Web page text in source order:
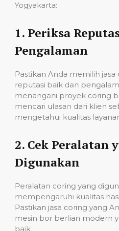
Yogyakarta:
1. Periksa
Pengalaman
Pastikan Anda memilih
reputasi baik dan
menangani proyek coring
mencari ulasan dari klien
mengetahui kualitas
2. Cek Peralatan
Digunakan
Peralatan coring yang
mempengaruhi kualitas
Pastikan jasa coring yang
mesin bor berlian modern
baik.